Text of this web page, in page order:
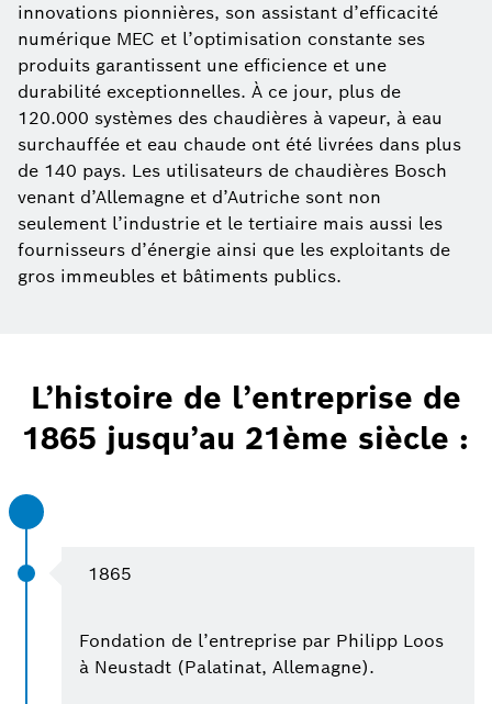
innovations pionnières, son assistant d’efficacité
numérique MEC et l’optimisation constante ses
produits garantissent une efficience et une
durabilité exceptionnelles. À ce jour, plus de
120.000 systèmes des chaudières à vapeur, à eau
surchauffée et eau chaude ont été livrées dans plus
de 140 pays. Les utilisateurs de chaudières Bosch
venant d’Allemagne et d’Autriche sont non
seulement l’industrie et le tertiaire mais aussi les
fournisseurs d’énergie ainsi que les exploitants de
gros immeubles et bâtiments publics.
L’histoire de l’entreprise de
1865 jusqu’au 21ème siècle :
1865
Fondation de l’entreprise par Philipp Loos
à Neustadt (Palatinat, Allemagne).